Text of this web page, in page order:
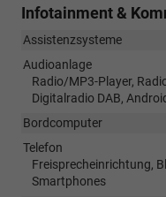
Infotainment &
Assistenzsysteme
Audioanlage
Radio/MP3-Player,
Digitalradio DAB,
Bordcomputer
Telefon
Freisprecheinrichtung,
Smartphones